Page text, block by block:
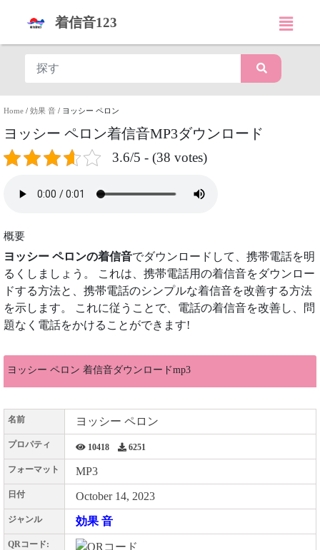
着信音123
Home / 効果 音 / ヨッシー ペロン
ヨッシー ペロン着信音MP3ダウンロード
3.6/5 - (38 votes)
概要
ヨッシー ペロンの着信音でダウンロードして、携帯電話を明
るくしましょう。 これは、携帯電話用の着信音をダウンロー
ドする方法と、携帯電話のシンプルな着信音を改善する方法
を示します。 これに従うことで、電話の着信音を改善し、問
題なく電話をかけることができます!
ヨッシー ペロン 着信音ダウンロードmp3
名前 ヨッシー ペロン
プロパティ 10418 6251
フォーマット MP3
日付 October 14, 2023
ジャンル 効果 音
QRコード: